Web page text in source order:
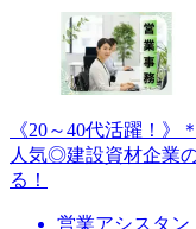
《20～40代活躍！
人気◎建設資材企業
る！
営業アシスタン